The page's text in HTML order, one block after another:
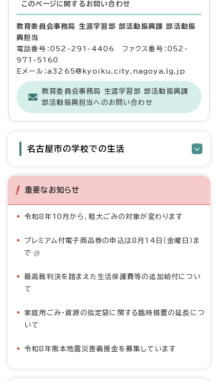
このページに関する お問い合わせ
教育委員会事務局 生涯学習部 部活動振興課 部活動振
興担当
電話番号：052-291-4406 ファクス番号：052-
971-5160
Eメール：a3265@kyoiku.city.nagoya.lg.jp
教育委員会事務局 生涯学習部 部活動振興課
部活動振興担当へのお問い合わせ
名古屋市の学校での生活
重要なお知らせ
令和8年10月から、粗大ごみの対象が変わります
プレミアム付電子商品券の申込は8月14日（金曜日）ま
で
最高裁判決を踏まえた生活保護費等の追加給付につい
て
家庭用ごみ・資源の指定袋に関する臨時措置の延長につ
いて
令和8年熊本地震災害義援金を募集しています